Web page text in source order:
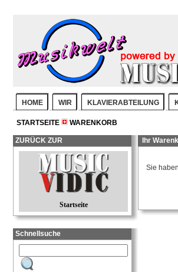
HOME WIR KLAVIERABTEILUNG
STARTSEITE WARENKORB
ZURÜCK ZUR
Startseite
Schnellsuche
Ihr
Sie